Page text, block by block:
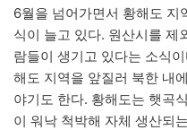
6월을 넘어가면서 황해도 지
식이 늘고 있다. 원산시를 제
람들이 생기고 있다는 소식
해도 지역을 앞질러 북한 내
야기도 한다. 황해도는 햇곡
이 워낙 척박해 자체 생산되